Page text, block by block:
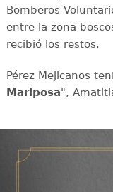
Bomberos
entre la zona
recibió los restos.
Pérez Mejicanos
Mariposa",